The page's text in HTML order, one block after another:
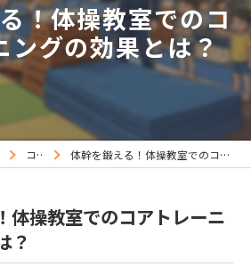
！体操教室でのコ
ングの効果とは？
コラム 体幹を鍛える！体操教室でのコアトレーニングの効果とは？
体操教室でのコアトレーニ
？